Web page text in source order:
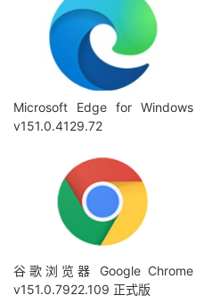
Microsoft Edge for Windows
v151.0.4129.72
谷歌浏览器 Google Chrome
v151.0.7922.109 正式版